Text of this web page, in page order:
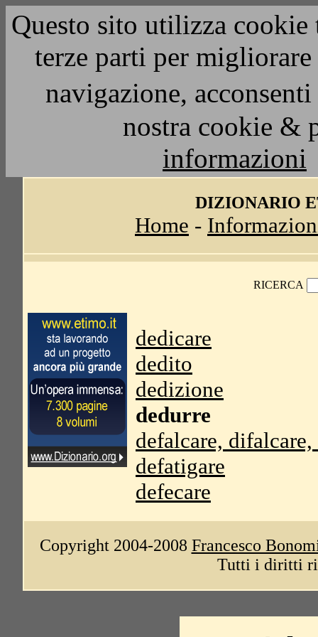
Questo sito utilizza
terze parti per
navigazione,
nostra cookie &
informazioni
DIZIONARIO
Home -
RICERCA
dedicare
dedito
dedizione
dedurre
defalcare,
defatigare
defecare
Copyright 2004-2008 Francesco
Tutti i diritti